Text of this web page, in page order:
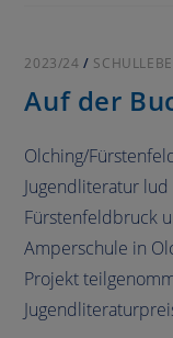
2023/24 /
Auf der
Olching/
Jugendliteratur
Fürstenfeldbruck
Amperschule in
Projekt